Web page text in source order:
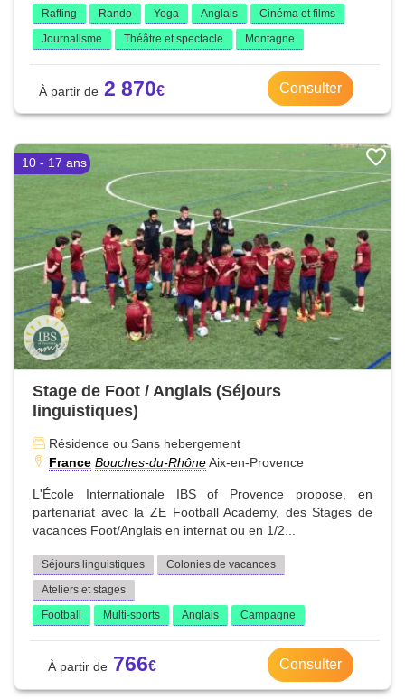
Rafting
Rando Yoga Anglais
Cinéma et films
Journalisme
Théâtre et spectacle Montagne
2 870 Consulter
10 - 17 ans
Stage de Foot / Anglais (Séjours
linguistiques)
Résidence ou Sans hebergement
France Bouches-du-RhôneAix-en-Provence
L'École Internationale IBS of Provence propose, en
partenariat avec la ZE Football Academy, des Stages de
vacances Foot/Anglais en internat ou en 1/2...
Séjours linguistiques
Colonies de vacances
Ateliers et stages
Football
Multi-sports Anglais Campagne
766 Consulter